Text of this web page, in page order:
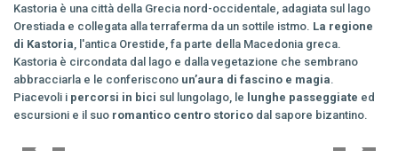
Kastoria è una città della Grecia nord-occidentale, adagiata sul lago
Orestiada e collegata alla terraferma da un sottile istmo. La regione
di Kastoria , l'antica Orestide, fa parte della Macedonia greca.
Kastoria è circondata dal lago e dalla vegetazione che sembrano
abbracciarla e le conferiscono un’aura di fascino e magia
Piacevoli i percorsi in bici sul lungolago, le lunghe passeggiate ed
escursioni e il suo romantico centro storico dal sapore bizantino.